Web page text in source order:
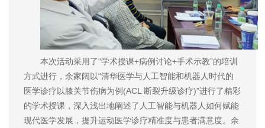
本次活动采用了“学术授课+病例讨论+手术示教”的培训
方式进行，余家阔以“清华医学与人工智能和机器人时代的
医学诊疗以膝关节伤病为例(ACL 断裂升级诊疗)”进行了精彩
的学术授课，深入浅出地阐述了人工智能与机器人如何赋能
现代医学发展，提升运动医学诊疗精准度与患者满意度。余